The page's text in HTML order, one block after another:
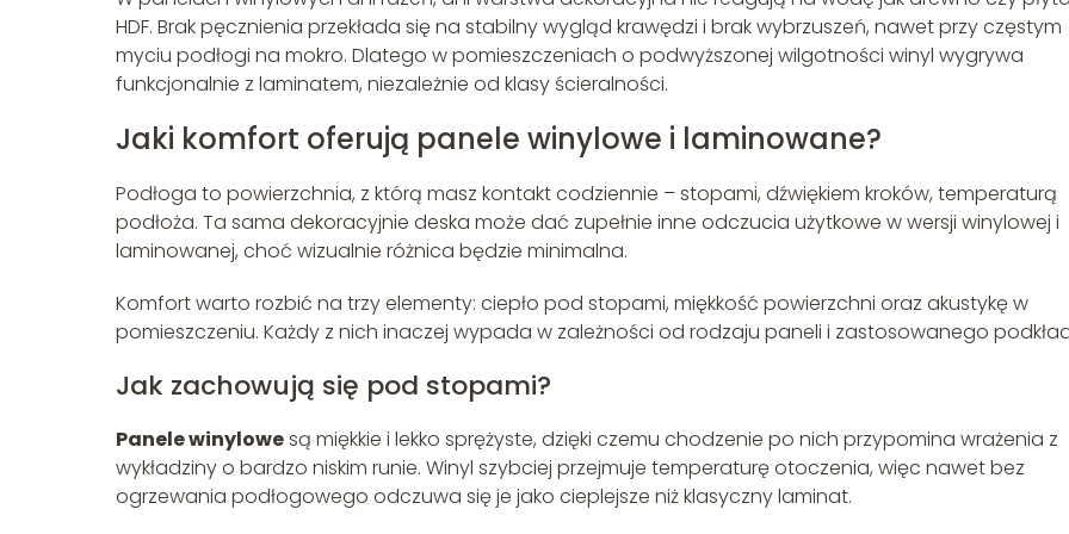
HDF. Brak pęcznienia przekłada się na stabilny wygląd krawędzi i brak wybrzuszeń, nawet przy częstym
myciu podłogi na mokro. Dlatego w pomieszczeniach o podwyższonej wilgotności winyl wygrywa
funkcjonalnie z laminatem, niezależnie od klasy ścieralności.
Jaki komfort oferują panele winylowe i laminowane?
Podłoga to powierzchnia, z którą masz kontakt codziennie – stopami, dźwiękiem kroków, temperaturą
podłoża. Ta sama dekoracyjnie deska może dać zupełnie inne odczucia użytkowe w wersji winylowej i
laminowanej, choć wizualnie różnica będzie minimalna.
Komfort warto rozbić na trzy elementy: ciepło pod stopami, miękkość powierzchni oraz akustykę w
pomieszczeniu. Każdy z nich inaczej wypada w zależności od rodzaju paneli i zastosowanego
Jak zachowują się pod stopami?
Panele winylowesą miękkie i lekko sprężyste, dzięki czemu chodzenie po nich przypomina wrażenia z
wykładziny o bardzo niskim runie. Winyl szybciej przejmuje temperaturę otoczenia, więc nawet bez
ogrzewania podłogowego odczuwa się je jako cieplejsze niż klasyczny laminat.